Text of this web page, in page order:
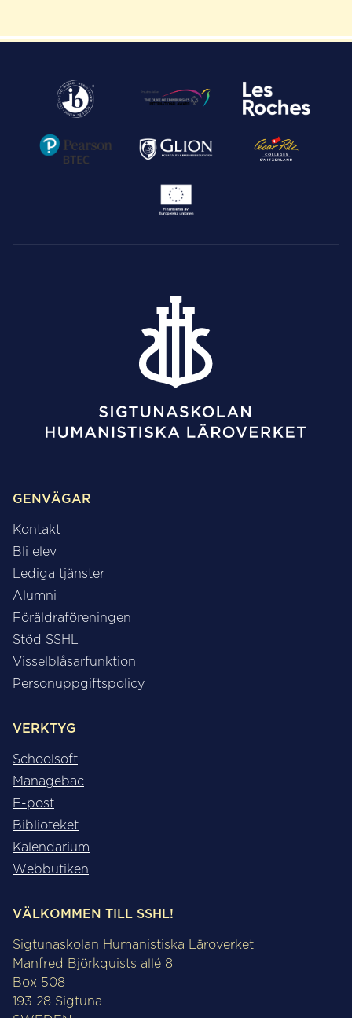
GENVÄGAR
Kontakt
Bli elev
Lediga tjänster
Alumni
Föräldraföreningen
Stöd SSHL
Visselblåsarfunktion
Personuppgiftspolicy
VERKTYG
Schoolsoft
Managebac
E-post
Biblioteket
Kalendarium
Webbutiken
VÄLKOMMEN TILL SSHL!
Sigtunaskolan Humanistiska Läroverket
Manfred Björkquists allé 8
Box 508
193 28 Sigtuna